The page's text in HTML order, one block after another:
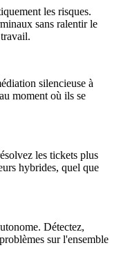
les risques.
sans ralentir le
silencieuse à
moment où ils se
les tickets plus
hybrides, quel que
Détectez,
sur l'ensemble